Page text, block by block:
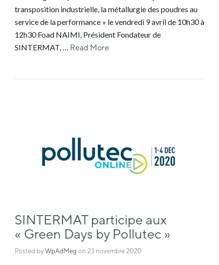
transposition industrielle, la métallurgie des poudres au
service de la performance » le vendredi 9 avril de 10h30 à
12h30 Foad NAIMI, Président Fondateur de
SINTERMAT, … Read More
SINTERMAT participe aux
« Green Days by Pollutec »
Posted by WpAdMeg on 23 novembre 2020